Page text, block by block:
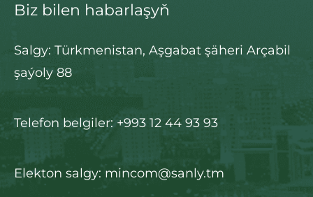
Biz bilen habarlaşyň
Salgy: Türkmenistan, Aşgabat şäheri Arçabil
şaýoly 88
Telefon belgiler: +993 12 44 93 93
Elekton salgy: mincom@sanly.tm